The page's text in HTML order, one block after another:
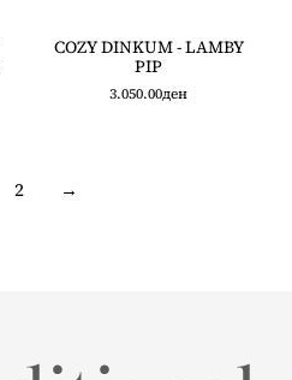
COZY DINKUM - LAMBY
PIP
3.050.00ден
2 →